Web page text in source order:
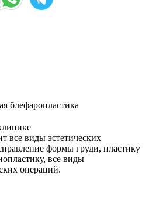
блефаропластика
все виды эстетических
формы груди, пластику
все виды
операций.